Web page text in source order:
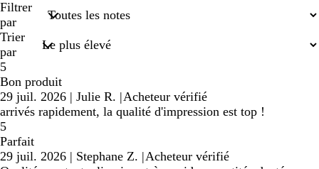
recherches
saisies
Filtrer
par
Trier
par
5
Bon produit
29 juil. 2026 | Julie R. |Acheteur vérifié
arrivés rapidement, la qualité d'impression est top !
5
Parfait
29 juil. 2026 | Stephane Z. |Acheteur vérifié